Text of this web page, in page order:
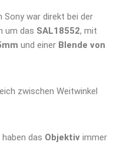
Sony war direkt bei der
um das SAL18552, mit
und einer Blende von
zwischen Weitwinkel
haben das Objektiv immer